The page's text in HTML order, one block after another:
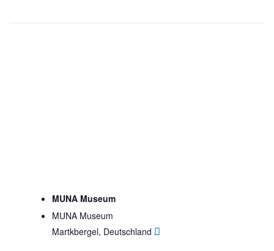
MUNA Museum
MUNA Museum
Martkbergel, Deutschland Google Karte anzeigen